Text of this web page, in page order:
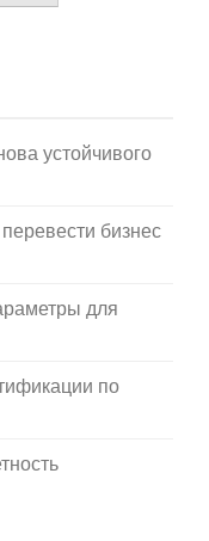
устойчивого
бизнес
для
по